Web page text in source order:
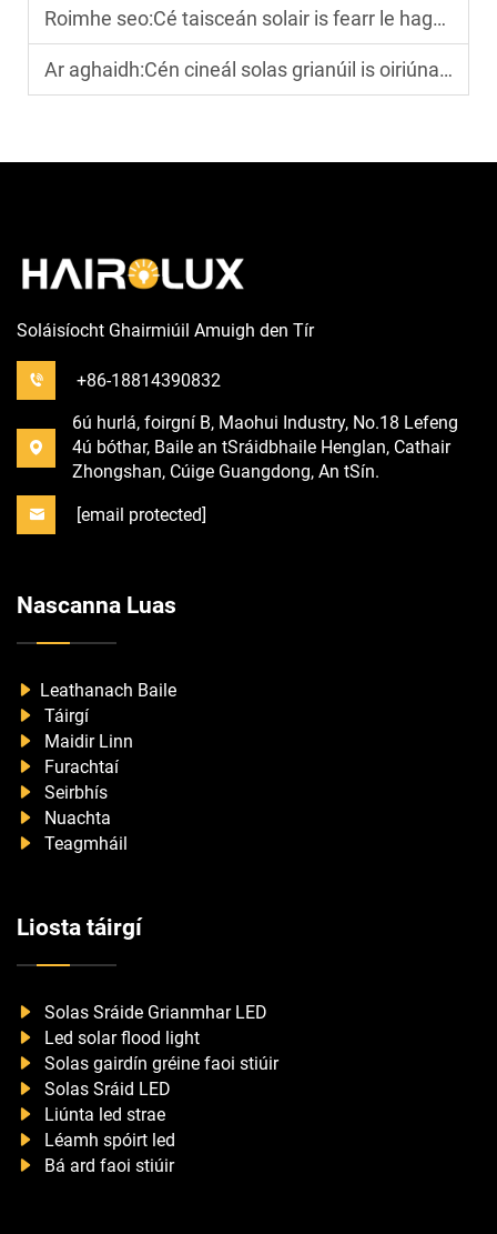
Roimhe seo:Cé taisceán solair is fearr le haghaidh treoshóraíochta agus soilsiú na gcoillte?
Ar aghaidh:Cén cineál solas grianúil is oiriúnaí don tsoilseachadh bóthair tuaithe?
Soláisíocht Ghairmiúil Amuigh den Tír
+86-18814390832
6ú hurlá, foirgní B, Maohui Industry, No.18 Lefeng
4ú bóthar, Baile an tSráidbhaile Henglan, Cathair
Zhongshan, Cúige Guangdong, An tSín.
[email protected]
Nascanna Luas
Leathanach Baile
Táirgí
Maidir Linn
Furachtaí
Seirbhís
Nuachta
Teagmháil
Liosta táirgí
Solas Sráide Grianmhar LED
Led solar flood light
Solas gairdín gréine faoi stiúir
Solas Sráid LED
Liúnta led strae
Léamh spóirt led
Bá ard faoi stiúir